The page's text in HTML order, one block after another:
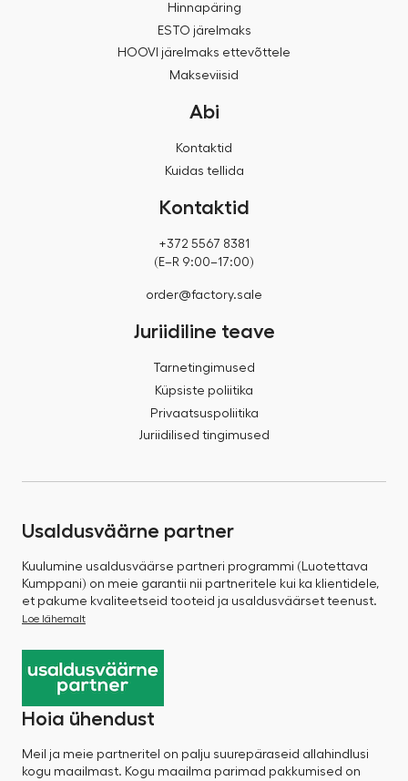
Hinnapäring
ESTO järelmaks
HOOVI järelmaks ettevõttele
Makseviisid
Abi
Kontaktid
Kuidas tellida
Kontaktid
+372 5567 8381
(E–R 9:00–17:00)
order@factory.sale
Juriidiline teave
Tarnetingimused
Küpsiste poliitika
Privaatsuspoliitika
Juriidilised tingimused
Usaldusväärne partner
Kuulumine usaldusväärse partneri programmi (Luotettava
Kumppani) on meie garantii nii partneritele kui ka klientidele,
et pakume kvaliteetseid tooteid ja usaldusväärset teenust.
Loe lähemalt
Hoia ühendust
Meil ja meie partneritel on palju suurepäraseid allahindlusi
kogu maailmast. Kogu maailma parimad pakkumised on